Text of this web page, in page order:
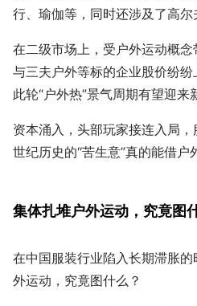
行、瑜伽等，同时还涉及了高尔
在二级市场上，受户外运动概
与三夫户外等标的企业股价纷纷
此轮“户外热”景气周期有望迎来
资本涌入，头部玩家接连入局
世纪历史的“苦生意”真的能借户
集体扎堆户外运动，究竟图
在中国服装行业陷入长期滞胀
外运动，究竟图什么？